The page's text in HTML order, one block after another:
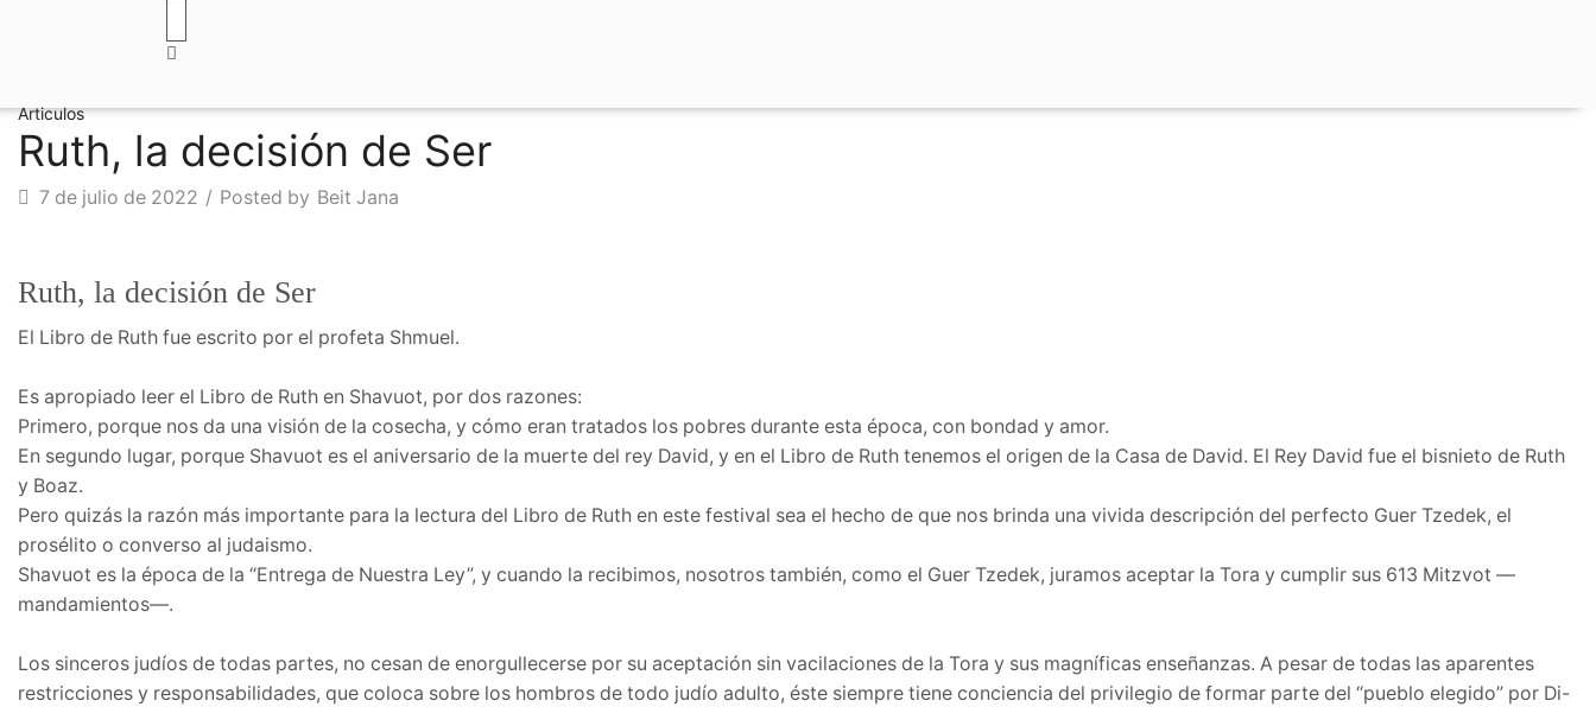
Articulos
Ruth, la decisión de Ser
7 de julio de 2022 / Posted by Beit Jana
Articulos
Ruth, la decisión de Ser
El Libro de Ruth fue escrito por el profeta Shmuel.
Es apropiado leer el Libro de Ruth en Shavuot, por dos razones:
Primero, porque nos da una visión de la cosecha, y cómo eran tratados los pobres durante esta época, con bondad y amor.
En segundo lugar, porque Shavuot es el aniversario de la muerte del rey David, y en el Libro de Ruth tenemos el origen de la Casa de David. El Rey David fue el bisnieto de Ruth
y Boaz.
Pero quizás la razón más importante para la lectura del Libro de Ruth en este festival sea el hecho de que nos brinda una vivida descripción del perfecto Guer Tzedek, el
prosélito o converso al judaismo.
Shavuot es la época de la “Entrega de Nuestra Ley”, y cuando la recibimos, nosotros también, como el Guer Tzedek, juramos aceptar la Tora y cumplir sus 613 Mitzvot —
mandamientos—.
Los sinceros judíos de todas partes, no cesan de enorgullecerse por su aceptación sin vacilaciones de la Tora y sus magníficas enseñanzas. A pesar de todas las aparentes
restricciones y responsabilidades, que coloca sobre los hombros de todo judío adulto, éste siempre tiene conciencia del privilegio de formar parte del “pueblo elegido” por Di-